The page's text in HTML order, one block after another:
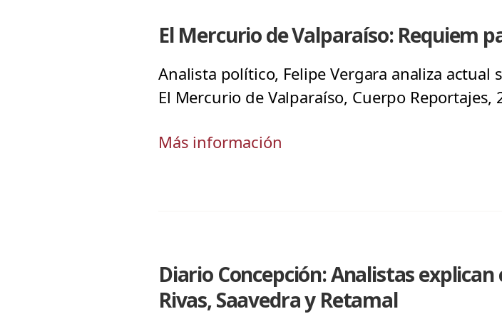
El Mercurio de Valparaíso: Requiem
Analista político, Felipe Vergara analiza
El Mercurio de Valparaíso, Cuerpo Reportajes,
Más información
Diario Concepción: Analistas
Rivas, Saavedra y Retamal